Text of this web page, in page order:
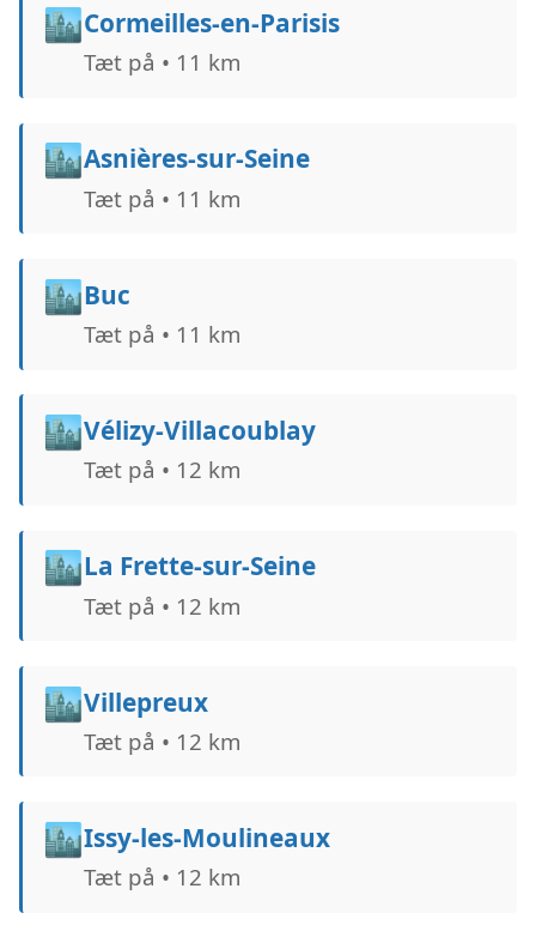
🏙️Cormeilles-en-Parisis
Tæt på • 11 km
🏙️Asnières-sur-Seine
Tæt på • 11 km
🏙️Buc
Tæt på • 11 km
🏙️Vélizy-Villacoublay
Tæt på • 12 km
🏙️La Frette-sur-Seine
Tæt på • 12 km
🏙️Villepreux
Tæt på • 12 km
🏙️Issy-les-Moulineaux
Tæt på • 12 km